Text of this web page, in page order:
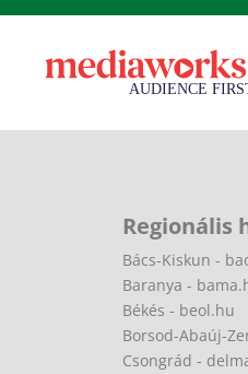
Regionális
Bács-Kiskun -
Baranya -
Békés - beol.hu
Borsod-Abaúj-
Csongrád -